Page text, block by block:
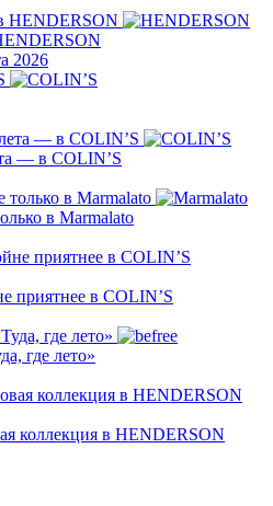
2026
— в COLIN’S
в Marmalato
в COLIN’S
где лето»
коллекция в HENDERSON